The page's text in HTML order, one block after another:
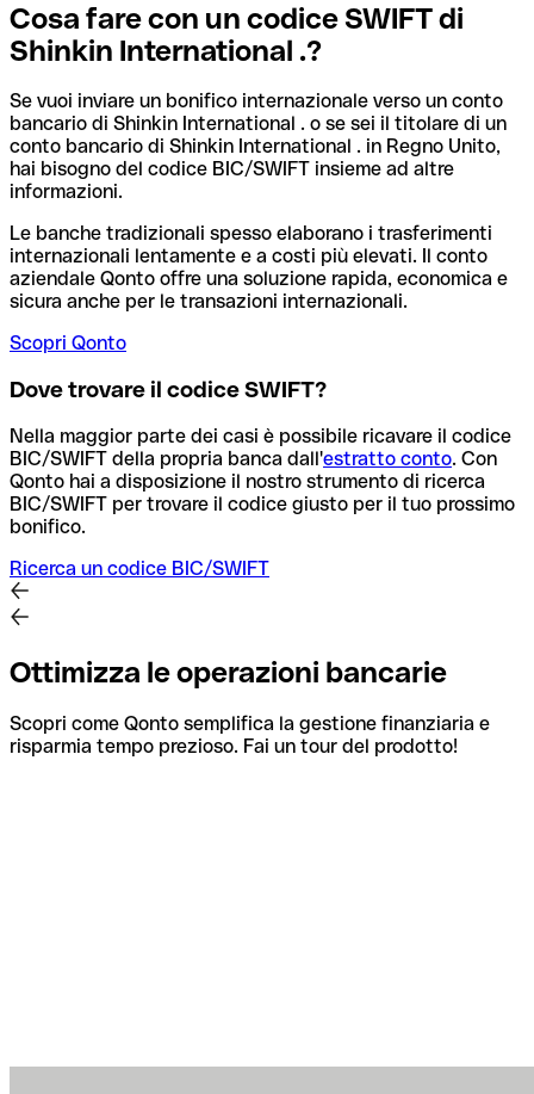
Cosa fare con un codice SWIFT di
Shinkin International .?
Se vuoi inviare un bonifico internazionale verso un conto
bancario di Shinkin International . o se sei il titolare di un
conto bancario di Shinkin International . in Regno Unito,
hai bisogno del codice BIC/SWIFT insieme ad altre
informazioni.
Le banche tradizionali spesso elaborano i trasferimenti
internazionali lentamente e a costi più elevati. Il conto
aziendale Qonto offre una soluzione rapida, economica e
sicura anche per le transazioni internazionali.
Scopri Qonto
Dove trovare il codice SWIFT?
Nella maggior parte dei casi è possibile ricavare il codice
BIC/SWIFT della propria banca dall'estratto conto. Con
Qonto hai a disposizione il nostro strumento di ricerca
BIC/SWIFT per trovare il codice giusto per il tuo prossimo
bonifico.
Ricerca un codice BIC/SWIFT
Ottimizza le operazioni bancarie
Scopri come Qonto semplifica la gestione finanziaria e
risparmia tempo prezioso. Fai un tour del prodotto!